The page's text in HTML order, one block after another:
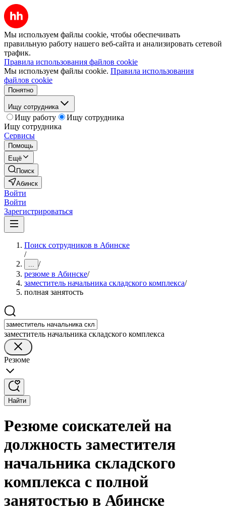
Мы используем файлы cookie, чтобы обеспечивать
правильную работу нашего веб-сайта и анализировать сетевой
трафик.
Правила использования файлов cookie
Мы используем файлы cookie. Правила использования
файлов cookie
Понятно
Ищу сотрудника
Ищу работу
Ищу сотрудника
Ищу сотрудника
Сервисы
Помощь
Ещё
Поиск
Абинск
Войти
Войти
Зарегистрироваться
Поиск сотрудников в Абинске
/
... /
резюме в Абинске/
заместитель начальника складского комплекса/
полная занятость
заместитель начальника складского комплекса
Резюме
Найти
Резюме соискателей на
должность заместителя
начальника складского
комплекса с полной
занятостью в Абинске